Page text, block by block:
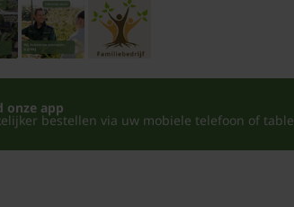
onze app
bestellen via uw mobiele telefoon of